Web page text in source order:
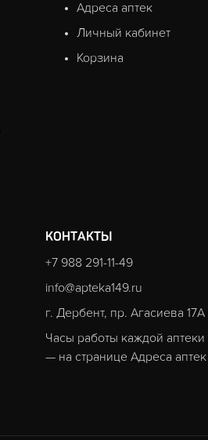
Адреса аптек
Личный кабинет
Корзина
КОНТАКТЫ
+7 988 291-11-49
info@apteka149.ru
г. Дербент, пр. Агасиева 17А
Часы работы каждой аптеки
— на странице Адреса аптек